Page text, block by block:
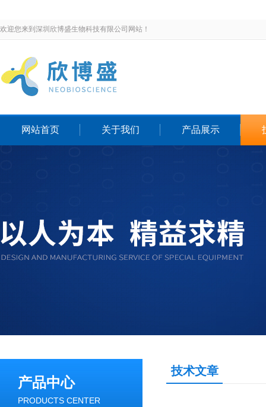
欢迎您来到深圳欣博盛生物科技有限公司网站！
网站首页 关于我们 产品展示
产品中心
PRODUCTS CENTER
技术文章